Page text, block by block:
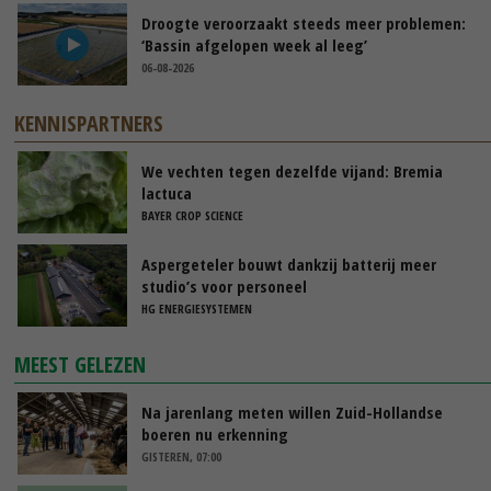
Droogte veroorzaakt steeds meer problemen:
‘Bassin afgelopen week al leeg’
06-08-2026
KENNISPARTNERS
We vechten tegen dezelfde vijand: Bremia
lactuca
BAYER CROP SCIENCE
Aspergeteler bouwt dankzij batterij meer
studio’s voor personeel
HG ENERGIESYSTEMEN
MEEST GELEZEN
Na jarenlang meten willen Zuid-Hollandse
boeren nu erkenning
GISTEREN, 07:00